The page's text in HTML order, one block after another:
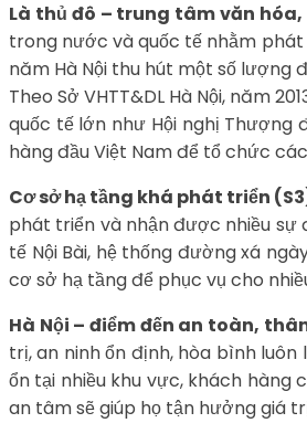
Là thủ đô – trung tâm văn
trong nước và quốc tế nhằm phát
năm Hà Nội thu hút một số lượng
Theo Sở VHTT&DL Hà Nội, năm
quốc tế lớn như Hội nghị Thượng
hàng đầu Việt Nam để tổ chức
Cơ sở hạ tầng khá phát triển
phát triển và nhận được nhiều sự
tế Nội Bài, hệ thống đường xá
cơ sở hạ tầng để phục vụ cho
Hà Nội – điểm đến an toàn,
trị, an ninh ổn định, hòa bình
ổn tại nhiều khu vực, khách hàng
an tâm sẽ giúp họ tận hưởng giá